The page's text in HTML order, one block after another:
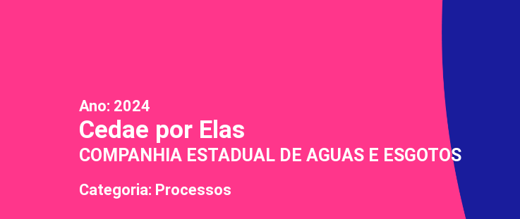
Ano: 2024
Cedae por Elas
COMPANHIA ESTADUAL DE AGUAS E ESGOTOS
Categoria: Processos